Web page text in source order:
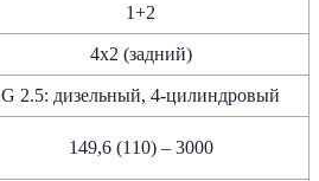
1+2
4х2 (задний)
G 2.5: дизельный, 4-цилиндровый
149,6 (110) – 3000